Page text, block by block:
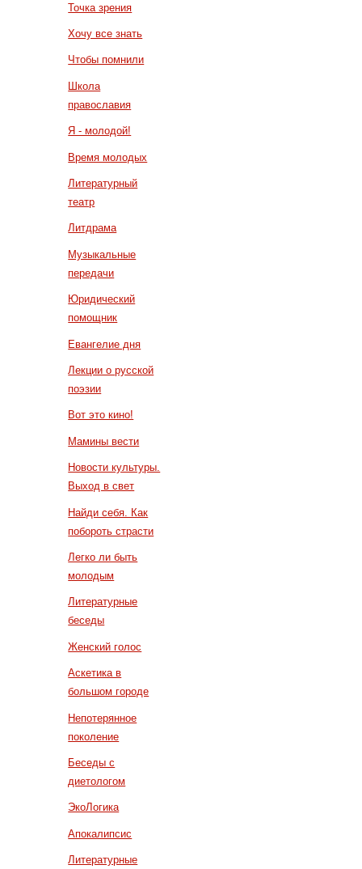
Точка зрения
Хочу все знать
Чтобы помнили
Школа
православия
Я - молодой!
Время молодых
Литературный
театр
Литдрама
Музыкальные
передачи
Юридический
помощник
Евангелие дня
Лекции о русской
поэзии
Вот это кино!
Мамины вести
Новости культуры.
Выход в свет
Найди себя. Как
побороть страсти
Легко ли быть
молодым
Литературные
беседы
Женский голос
Аскетика в
большом городе
Непотерянное
поколение
Беседы с
диетологом
ЭкоЛогика
Апокалипсис
Литературные